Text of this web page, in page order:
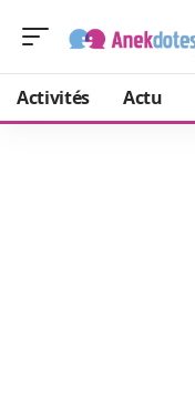
Activités Actu